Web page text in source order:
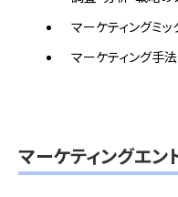
マーケティングミ
マーケティング手
マーケティングエ